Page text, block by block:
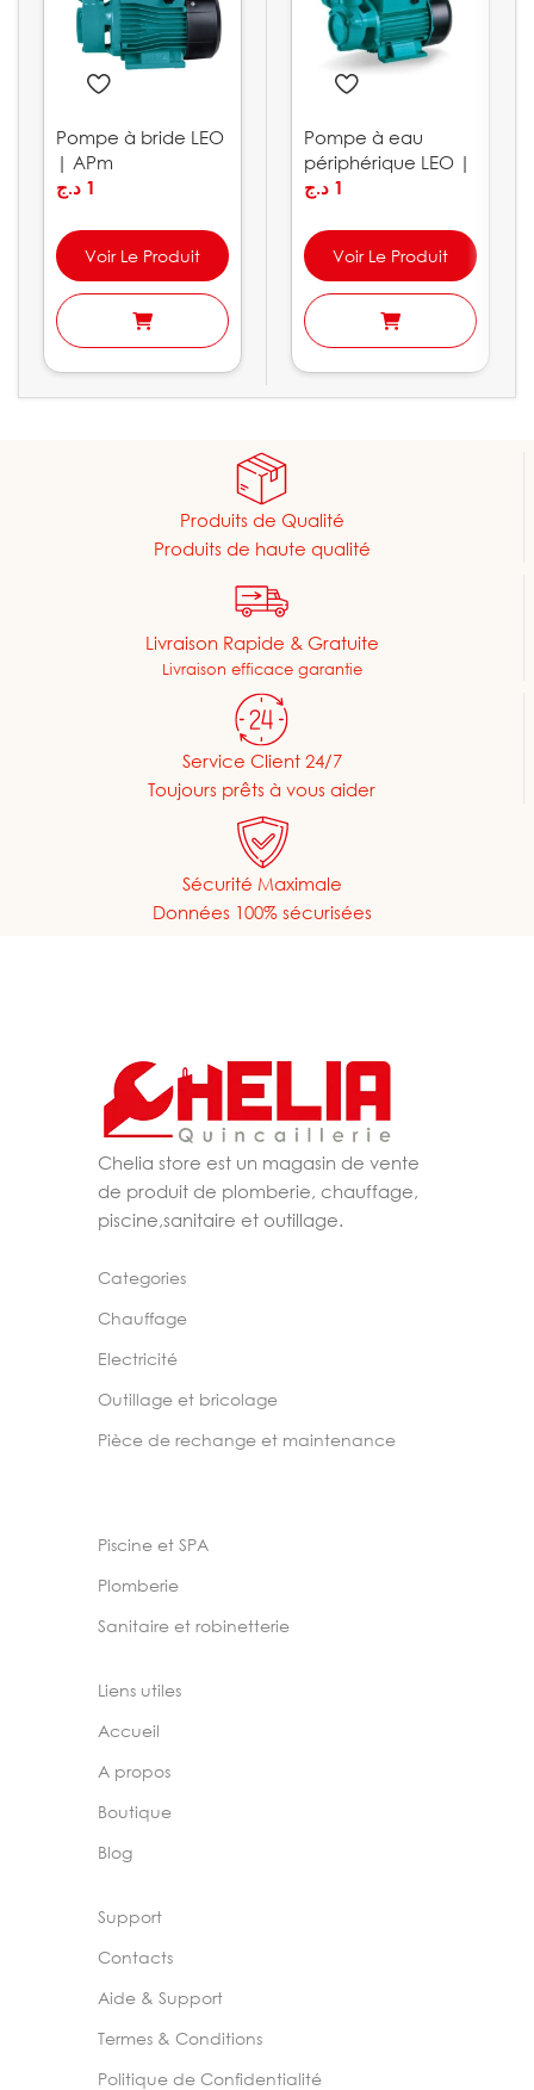
Pompe à bride LEO
| APm
1 د.ج
Voir Le Produit
Pompe à eau
périphérique LEO |
XQm
1 د.ج
Voir Le Produit
Produits de Qualité
Produits de haute qualité
Livraison Rapide & Gratuite
Livraison efficace garantie
Service Client 24/7
Toujours prêts à vous aider
Sécurité Maximale
Données 100% sécurisées
Chelia store est un magasin de vente
de produit de plomberie, chauffage,
piscine,sanitaire et outillage.
Categories
Chauffage
Electricité
Outillage et bricolage
Pièce de rechange et maintenance
Piscine et SPA
Plomberie
Sanitaire et robinetterie
Liens utiles
Accueil
A propos
Boutique
Blog
Support
Contacts
Aide & Support
Termes & Conditions
Politique de Confidentialité